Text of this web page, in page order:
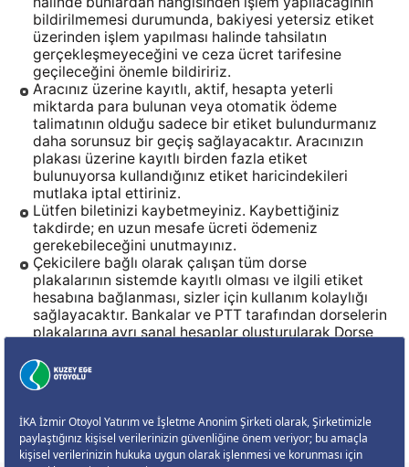
bildirilmemesi durumunda, bakiyesi yetersiz etiket
üzerinden işlem yapılması halinde tahsilatın
gerçekleşmeyeceğini ve ceza ücret tarifesine
geçileceğini önemle bildiririz.
Aracınız üzerine kayıtlı, aktif, hesapta yeterli
miktarda para bulunan veya otomatik ödeme
talimatının olduğu sadece bir etiket bulundurmanız
daha sorunsuz bir geçiş sağlayacaktır. Aracınızın
plakası üzerine kayıtlı birden fazla etiket
bulunuyorsa kullandığınız etiket haricindekileri
mutlaka iptal ettiriniz.
Lütfen biletinizi kaybetmeyiniz. Kaybettiğiniz
takdirde; en uzun mesafe ücreti ödemeniz
gerekebileceğini unutmayınız.
Çekicilere bağlı olarak çalışan tüm dorse
plakalarının sistemde kayıtlı olması ve ilgili etiket
hesabına bağlanması, sizler için kullanım kolaylığı
sağlayacaktır. Bankalar ve PTT tarafından dorselerin
plakalarına ayrı sanal hesaplar oluşturularak Dorse
plakalarına ait hesaptan çekilmeyen geçiş
ücretleriniz” dorse plakasına ait tanımlı alt
Motosiklet gruplarının sorunsuz geçiş yapabilmesi
adına gişe şeritlerine sıra ile giriş yapması önem
taşımaktadır.